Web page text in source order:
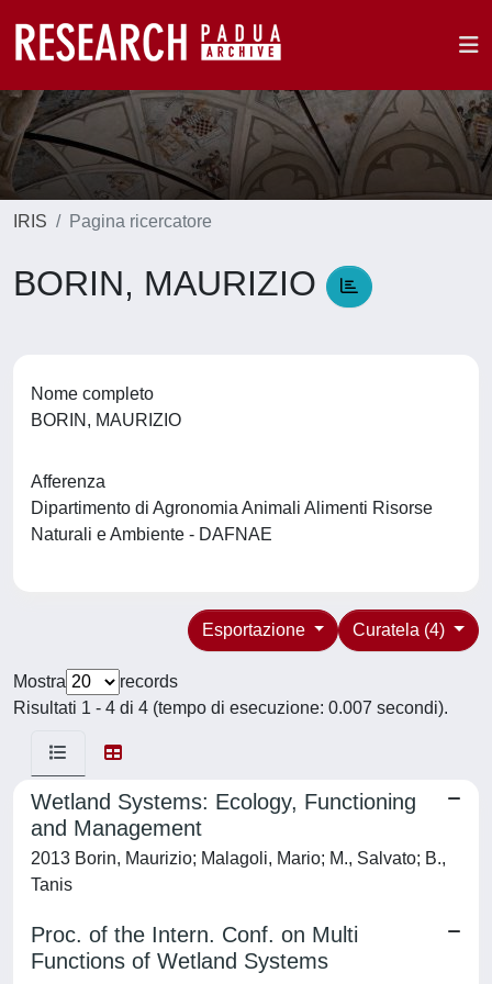
IRIS Pagina ricercatore
BORIN, MAURIZIO
Nome completo
BORIN, MAURIZIO
Afferenza
Dipartimento di Agronomia Animali Alimenti Risorse
Naturali e Ambiente - DAFNAE
Curatela (4)
Esportazione
Mostra
records
Risultati 1 - 4 di 4 (tempo di esecuzione: 0.007 secondi).
Wetland Systems: Ecology, Functioning
and Management
2013 Borin, Maurizio; Malagoli, Mario; M., Salvato; B.,
Tanis
Proc. of the Intern. Conf. on Multi
Functions of Wetland Systems